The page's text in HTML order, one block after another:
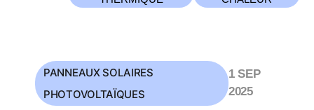
PANNEAUX SOLAIRES
PHOTOVOLTAÏQUES
1 SEP
2025